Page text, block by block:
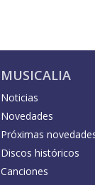
MUSICALIA
Noticias
Novedades
Próximas
Discos históricos
Canciones